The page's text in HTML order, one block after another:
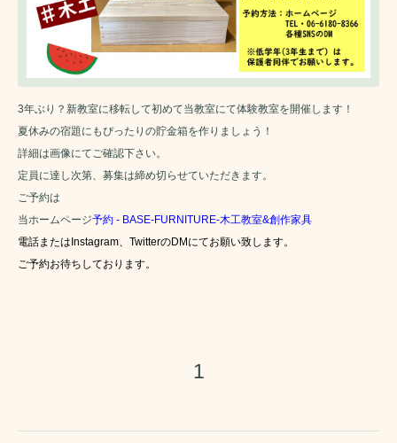
3年ぶり？新教室に移転して初めて当教室にて体験教室を開催します！
夏休みの宿題にもぴったりの貯金箱を作りましょう！
詳細は画像にてご確認下さい。
定員に達し次第、募集は締め切らせていただきます。
ご予約は
当ホームページ予約 - BASE-FURNITURE-木工教室&創作家具
電話またはInstagram、TwitterのDMにてお願い致します。
ご予約お待ちしております。
1